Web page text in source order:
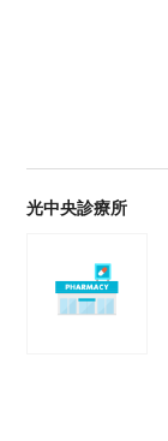
光中央診療所